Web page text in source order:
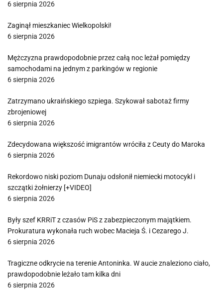
6 sierpnia 2026
Zaginął mieszkaniec Wielkopolski!
6 sierpnia 2026
Mężczyzna prawdopodobnie przez całą noc leżał pomiędzy
samochodami na jednym z parkingów w regionie
6 sierpnia 2026
Zatrzymano ukraińskiego szpiega. Szykował sabotaż firmy
zbrojeniowej
6 sierpnia 2026
Zdecydowana większość imigrantów wróciła z Ceuty do Maroka
6 sierpnia 2026
Rekordowo niski poziom Dunaju odsłonił niemiecki motocykl i
szczątki żołnierzy [+VIDEO]
6 sierpnia 2026
Były szef KRRiT z czasów PiS z zabezpieczonym majątkiem.
Prokuratura wykonała ruch wobec Macieja Ś. i Cezarego J.
6 sierpnia 2026
Tragiczne odkrycie na terenie Antoninka. W aucie znaleziono ciało,
prawdopodobnie leżało tam kilka dni
6 sierpnia 2026